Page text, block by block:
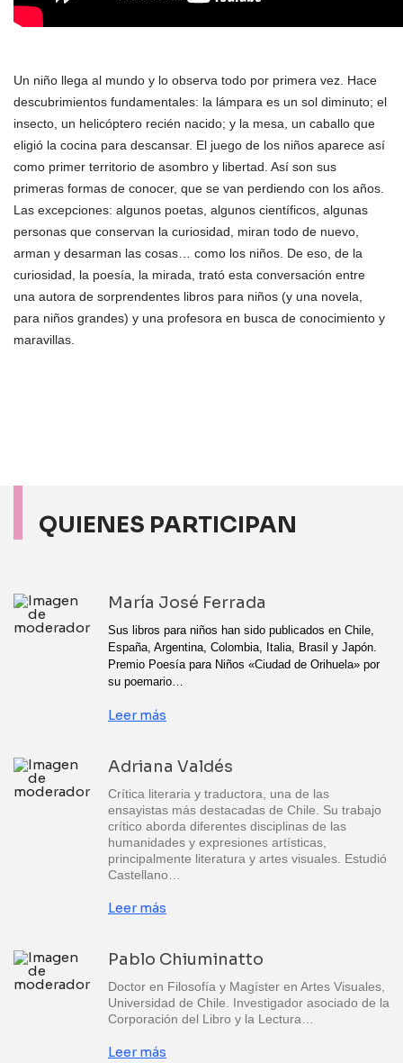
Un niño llega al mundo y lo observa todo por primera vez. Hace
descubrimientos fundamentales: la lámpara es un sol diminuto; el
insecto, un helicóptero recién nacido; y la mesa, un caballo que
eligió la cocina para descansar. El juego de los niños aparece así
como primer territorio de asombro y libertad. Así son sus
primeras formas de conocer, que se van perdiendo con los años.
Las excepciones: algunos poetas, algunos científicos, algunas
personas que conservan la curiosidad, miran todo de nuevo,
arman y desarman las cosas… como los niños. De eso, de la
curiosidad, la poesía, la mirada, trató esta conversación entre
una autora de sorprendentes libros para niños (y una novela,
para niños grandes) y una profesora en busca de conocimiento y
maravillas.
QUIENES PARTICIPAN
María José Ferrada
Sus libros para niños han sido publicados en Chile,
España, Argentina, Colombia, Italia, Brasil y Japón.
Premio Poesía para Niños «Ciudad de Orihuela» por
su poemario…
Leer más
Adriana Valdés
Crítica literaria y traductora, una de las
ensayistas más destacadas de Chile. Su trabajo
crítico aborda diferentes disciplinas de las
humanidades y expresiones artísticas,
principalmente literatura y artes visuales. Estudió
Castellano…
Leer más
Pablo Chiuminatto
Doctor en Filosofía y Magíster en Artes Visuales,
Universidad de Chile. Investigador asociado de la
Corporación del Libro y la Lectura…
Leer más